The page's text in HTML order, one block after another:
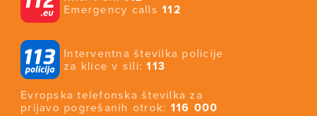
Emergency calls 112
Interventna številka policije
za klice v sili:113
Evropska telefonska številka za
prijavo pogrešanih otrok: 116 000